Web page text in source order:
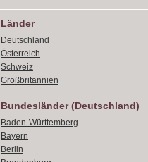
Länder
Deutschland
Österreich
Schweiz
Großbritannien
Bundesländer (Deutschland)
Baden-Württemberg
Bayern
Berlin